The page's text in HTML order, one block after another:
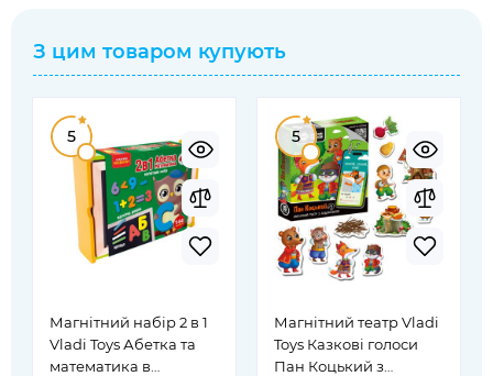
З цим товаром купують
5
Магнітний набір 2 в 1
Vladi Toys Абетка та
математика в
5
Магнітний театр Vladi
Toys Казкові голоси
Пан Коцький з